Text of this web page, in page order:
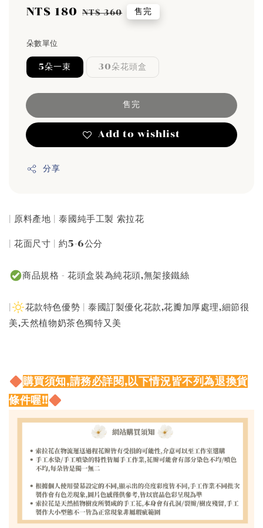
Sale
NT$ 180 Regular
NT$ 360 售完
朵數單位
5朵一束 30朵花頭盒
售完
Add to wishlist
分享
| 原料產地 | 泰國純手工製 索拉花
| 花面尺寸 | 約5-6公分
商品規格 - 花頭盒裝為純花頭,無架接鐵絲
花款特色優勢 | 泰國訂製優化花款,花瓣加厚處理,細節很
美,天然植物奶茶色獨特又美
購買須知,請務必詳閱,以下情況皆不列為退換貨
條件喔!!